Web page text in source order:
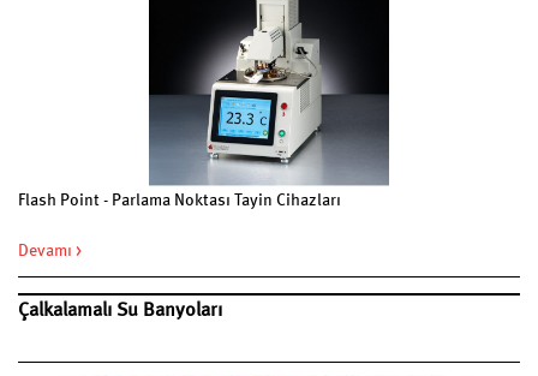
Flash Point - Parlama Noktası Tayin Cihazları
Devamı >
Çalkalamalı Su Banyoları